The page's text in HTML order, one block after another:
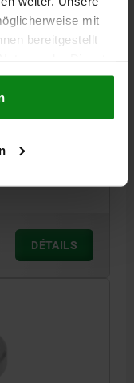
mit
bereitgestellt
DÉTAILS